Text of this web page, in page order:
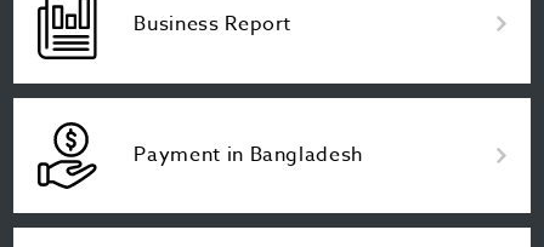
Business Report
Payment in Bangladesh